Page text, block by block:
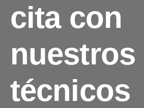
cita con
nuestros
técnicos